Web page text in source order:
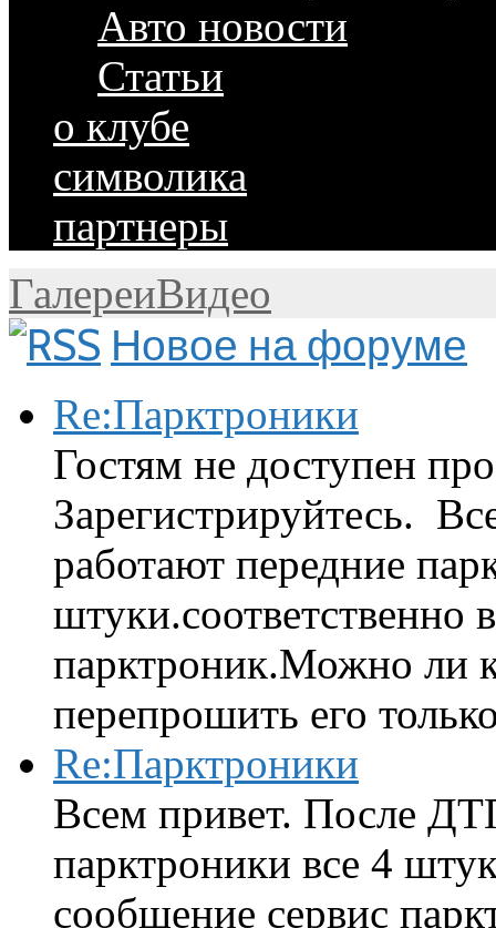
Авто новости
Статьи
о клубе
символика
партнеры
ГалереиВидео
Новое на форуме
Re:Парктроники
Гостям не доступен
Зарегистрируйтесь.
работают передние
штуки.соответственно
парктроник.Можно ли
перепрошить его
Re:Парктроники
Всем привет. После
парктроники все 4
сообщение сервис